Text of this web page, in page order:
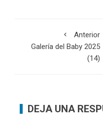
Anterior
Galería del Baby 2025
(14)
DEJA UNA